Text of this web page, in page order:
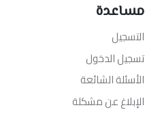
مساعدة
التسجيل
تسجيل الدخول
الأسئلة الشائعة
الإبلاغ عن مشكلة